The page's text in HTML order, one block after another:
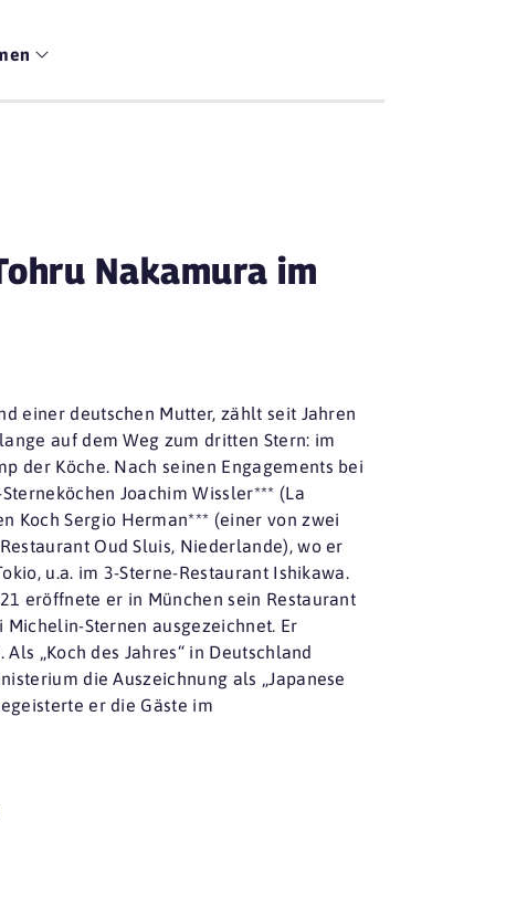
Nakamura im
einer deutschen Mutter, zählt seit Jahren
auf dem Weg zum dritten Stern: im
der Köche. Nach seinen Engagements bei
Joachim Wissler*** (La
Koch Sergio Herman*** (einer von zwei
Oud Sluis, Niederlande), wo er
u.a. im 3-Sterne-Restaurant Ishikawa.
eröffnete er in München sein Restaurant
Sternen ausgezeichnet. Er
„Koch des Jahres“ in Deutschland
die Auszeichnung als „Japanese
er die Gäste im